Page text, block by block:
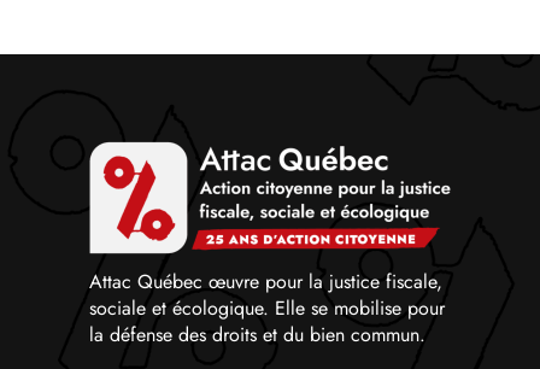
Attac Québec œuvre pour la justice fiscale,
sociale et écologique. Elle se mobilise pour
la défense des droits et du bien commun.